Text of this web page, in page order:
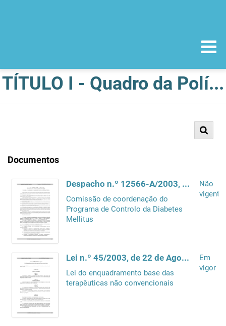
TÍTULO I - Quadro da Política do Medicamento e dos Produtos de Saúde
Documentos
Despacho n.º 12566-A/2003, de 30 de Junho
Comissão de coordenação do
Programa de Controlo da Diabetes
Mellitus
Não
vigente
Lei n.º 45/2003, de 22 de Agosto
Lei do enquadramento base das
terapêuticas não convencionais
Em
vigor